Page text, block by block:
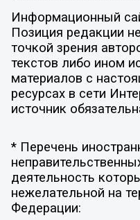
Информационный
Позиция редакции
точкой зрения
текстов либо ином
материалов с
ресурсах в сети
источник
* Перечень
деятельность
нежелательной на
Федерации: